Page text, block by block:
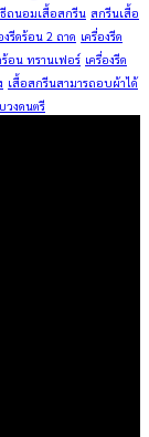
ถนอมเสื้อสกรีน สกรีนเสื้อ
งรีดร้อน 2 ถาด เครื่องรีด
ร้อน ทรานเฟอร์ เครื่องรีด
เสื้อสกรีนสามารถอบผ้าได้
วงดนตรี